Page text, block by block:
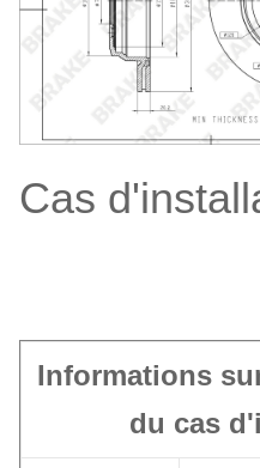
Nombre de trous de
positionnement
Type de disque
Cas
Informations
du cas